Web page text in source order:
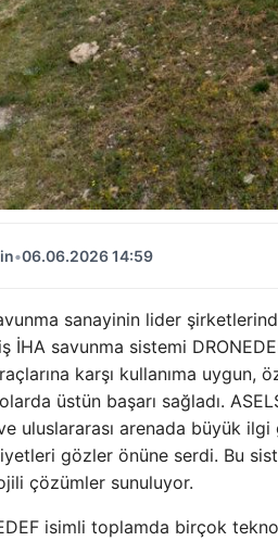
•06.06.2026 14:59
sanayinin lider
İHA savunma sistemi
karşı kullanıma
üstün başarı sağladı.
uluslararası arenada büyük
gözler önüne serdi. Bu
çözümler sunuluyor.
isimli toplamda birçok